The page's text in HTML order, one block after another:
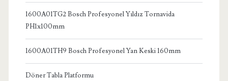
1600A01TG2 Bosch Profesyonel Yıldız Tornavida
PH1x100mm
1600A01TH9 Bosch Profesyonel Yan Keski 160mm
Döner Tabla Platformu